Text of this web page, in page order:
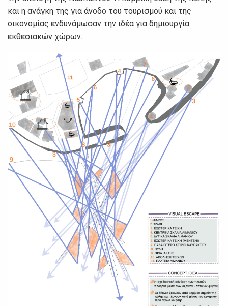
και η ανάγκη της για άνοδο του τουρισμού και της
οικονομίας ενδυνάμωσαν την ιδέα για δημιουργία
εκθεσιακών χώρων.